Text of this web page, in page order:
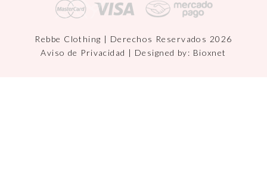
Rebbe Clothing | Derechos Reservados 2026
Aviso de Privacidad | Designed by: Bioxnet